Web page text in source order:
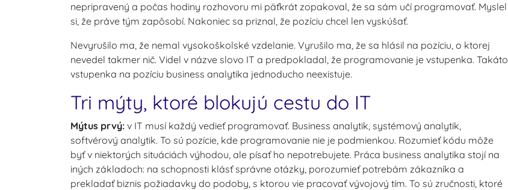
nepripravený a počas hodiny rozhovoru mi päťkrát zopakoval, že sa sám učí programovať. Myslel
si, že práve tým zapôsobí. Nakoniec sa priznal, že pozíciu chcel len vyskúšať.
Nevyrušilo ma, že nemal vysokoškolské vzdelanie. Vyrušilo ma, že sa hlásil na pozíciu, o ktorej
nevedel takmer nič. Videl v názve slovo IT a predpokladal, že programovanie je vstupenka. Takáto
vstupenka na pozíciu business analytika jednoducho neexistuje.
Tri mýty, ktoré blokujú cestu do IT
Mýtus prvý: v IT musí každý vedieť programovať. Business analytik, systémový analytik,
softvérový analytik. To sú pozície, kde programovanie nie je podmienkou. Rozumieť kódu môže
byť v niektorých situáciách výhodou, ale písať ho nepotrebujete. Práca business analytika stojí na
iných základoch: na schopnosti klásť správne otázky, porozumieť potrebám zákazníka a
prekladať biznis požiadavky do podoby, s ktorou vie pracovať vývojový tím. To sú zručnosti, ktoré